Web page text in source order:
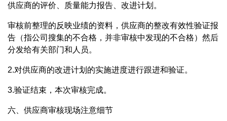
供应商的评价、质量能力报告、改进计划。
审核前整理的反映业绩的资料，供应商的整改有效性验证报
告（指公司搜集的不合格，并非审核中发现的不合格）然后
分发给有关部门和人员。
2.对供应商的改进计划的实施进度进行跟进和验证。
3.验证结束，本次审核完成。
六、供应商审核现场注意细节